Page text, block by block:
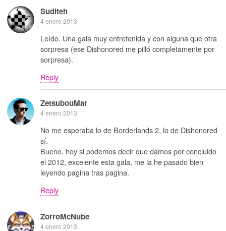
Suditeh
4 enero 2013
Leído. Una gala muy entretenida y con alguna que otra
sorpresa (ese Dishonored me pilló completamente por
sorpresa).
Reply
ZetsubouMar
4 enero 2013
No me esperaba lo de Borderlands 2, lo de Dishonored
sí.
Bueno, hoy si podemos decir que damos por concluido
el 2012, excelente esta gala, me la he pasado bien
leyendo pagina tras pagina.
Reply
ZorroMcNube
4 enero 2013